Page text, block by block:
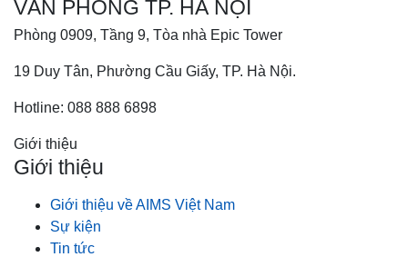
VĂN PHÒNG TP. HÀ NỘI
Phòng 0909, Tầng 9, Tòa nhà Epic Tower
19 Duy Tân, Phường Cầu Giấy, TP. Hà Nội.
Hotline: 088 888 6898
Giới thiệu
Giới thiệu
Giới thiệu về AIMS Việt Nam
Sự kiện
Tin tức